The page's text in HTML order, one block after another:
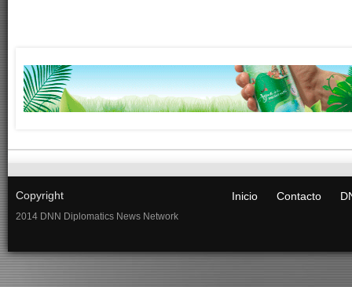
Copyright
2014 DNN Diplomatics News Network
Inicio Contacto